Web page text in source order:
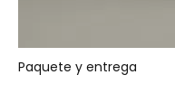
Paquete y entrega